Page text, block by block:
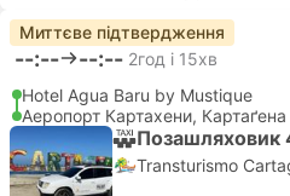
Миттєве підтвердження
--:-- --:-- 2год і 15хв
Hotel Agua Baru by Mustique
Аеропорт Картахени, Картаґена
Позашляховик
Transturismo